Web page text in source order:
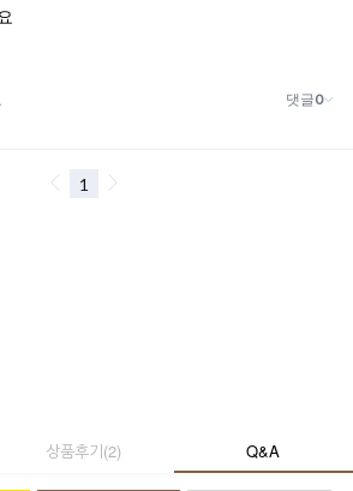
상품후기(2) Q&A